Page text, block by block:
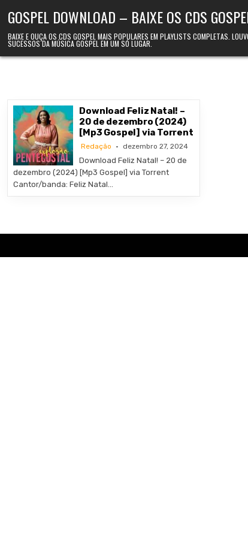
GOSPEL DOWNLOAD – BAIXE OS CDS
BAIXE E OUÇA OS CDS GOSPEL MAIS POPULARES EM PLAYLISTS COMPLETAS.
SUCESSOS DA MÚSICA GOSPEL EM UM SÓ LUGAR.
Download Feliz Natal! –
20 de dezembro (2024)
[Mp3 Gospel] via Torrent
Redação dezembro 27, 2024
Download Feliz Natal! – 20 de
dezembro (2024) [Mp3 Gospel] via Torrent
Cantor/banda: Feliz Natal…